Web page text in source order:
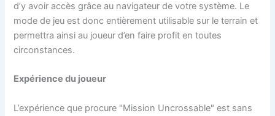
d’y avoir accès grâce au navigateur de votre système. Le
mode de jeu est donc entièrement utilisable sur le terrain et
permettra ainsi au joueur d’en faire profit en toutes
circonstances.
Expérience du joueur
L’expérience que procure "Mission Uncrossable" est sans